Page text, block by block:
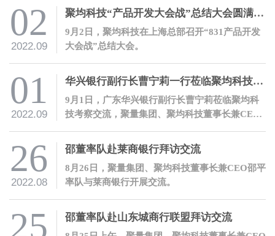
榜。
02
2022.09
聚均科技“产品开发大会战”总结大会圆满召开
9月2日，聚均科技在上海总部召开“831产品开发
大会战”总结大会。
01
2022.09
华兴银行副行长曹宁莉一行莅临聚均科技考察交流
9月1日，广东华兴银行副行长曹宁莉莅临聚均科
技考察交流，聚量集团、聚均科技董事长兼CEO
26
2022.08
邵董率队赴莱商银行拜访交流
8月26日，聚量集团、聚均科技董事长兼CEO邵平
率队与莱商银行开展交流。
25 邵董率队赴山东城商行联盟拜访交流